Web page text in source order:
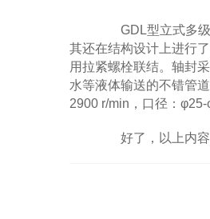
GDL型立式多级
其还在结构设计上进行
用拉紧螺栓联结。轴封
水等液体输送的不错管
2900 r/min，口径：
好了，以上内容